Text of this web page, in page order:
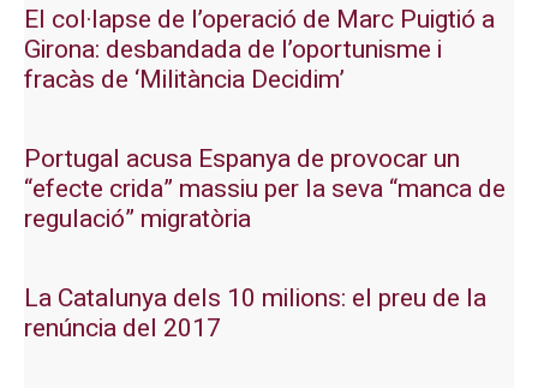
El col·lapse de l’operació de Marc Puigtió a
Girona: desbandada de l’oportunisme i
fracàs de ‘Militància Decidim’
Portugal acusa Espanya de provocar un
“efecte crida” massiu per la seva “manca de
regulació” migratòria
La Catalunya dels 10 milions: el preu de la
renúncia del 2017